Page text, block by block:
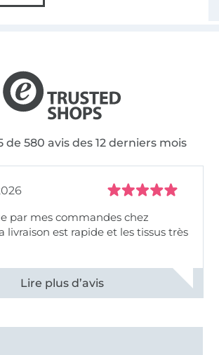
de 580 avis des 12 derniers mois
par mes commandes chez
livraison est rapide et les tissus très
11495 commentaires